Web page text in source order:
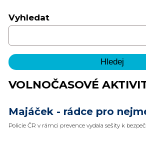
Vyhledat
VOLNOČASOVÉ
Majáček - rádce pro
Policie ČR v rámci prevence vydala sešity k